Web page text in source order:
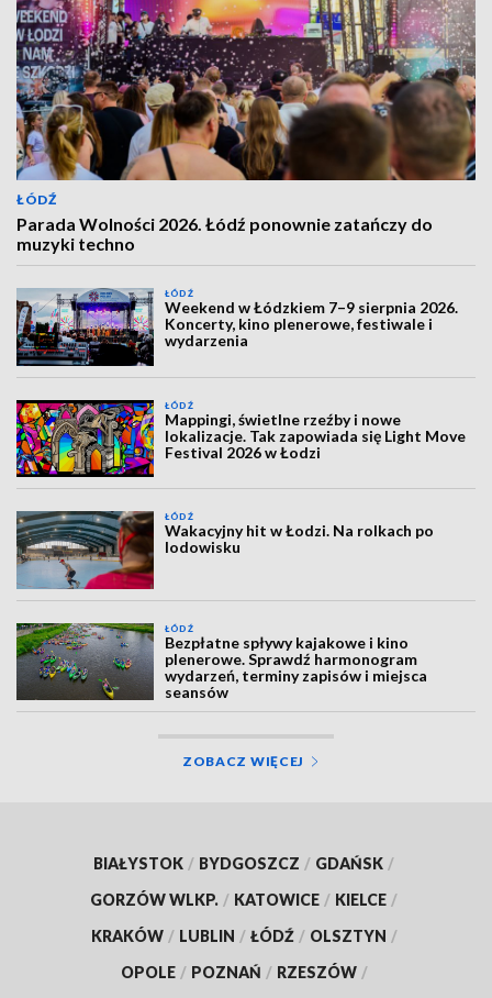
ŁÓDŹ
Parada Wolności 2026. Łódź ponownie zatańczy do
muzyki techno
ŁÓDŹ
Weekend w Łódzkiem 7–9 sierpnia 2026.
Koncerty, kino plenerowe, festiwale i
wydarzenia
ŁÓDŹ
Mappingi, świetlne rzeźby i nowe
lokalizacje. Tak zapowiada się Light Move
Festival 2026 w Łodzi
ŁÓDŹ
Wakacyjny hit w Łodzi. Na rolkach po
lodowisku
ŁÓDŹ
Bezpłatne spływy kajakowe i kino
plenerowe. Sprawdź harmonogram
wydarzeń, terminy zapisów i miejsca
seansów
ZOBACZ WIĘCEJ
BIAŁYSTOK / BYDGOSZCZ / GDAŃSK /
GORZÓW WLKP. / KATOWICE / KIELCE /
KRAKÓW / LUBLIN / ŁÓDŹ / OLSZTYN /
OPOLE / POZNAŃ / RZESZÓW /